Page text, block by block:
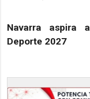
Navarra aspira
Deporte 2027